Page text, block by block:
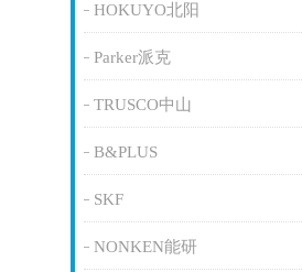
HOKUYO北阳
Parker派克
TRUSCO中山
B&PLUS
SKF
NONKEN能研